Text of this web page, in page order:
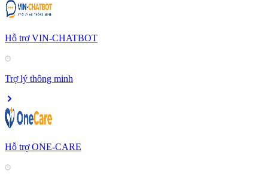
Hỗ trợ VIN-CHATBOT
Trợ lý thông minh
Hỗ trợ ONE-CARE